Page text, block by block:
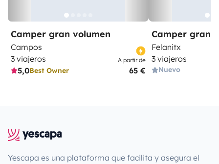
Camper gran volumen
Campos
3 viajeros
5,0Best Owner
A partir de
65 €
Camper gran
Felanitx
3 viajeros
Nuevo
Yescapa es una plataforma que facilita y asegura el